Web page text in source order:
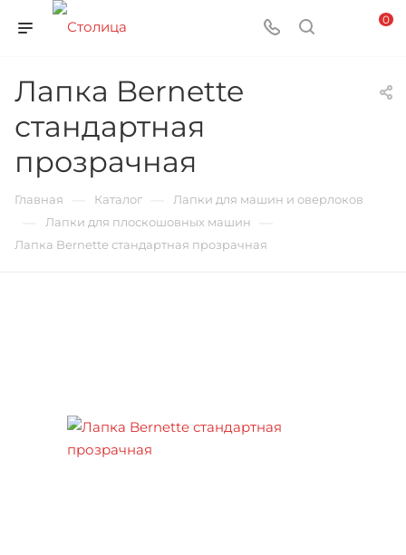
0
Лапка Bernette
стандартная
прозрачная
Главная Каталог Лапки для машин и оверлоков
Лапки для плоскошовных машин
Лапка Bernette стандартная прозрачная